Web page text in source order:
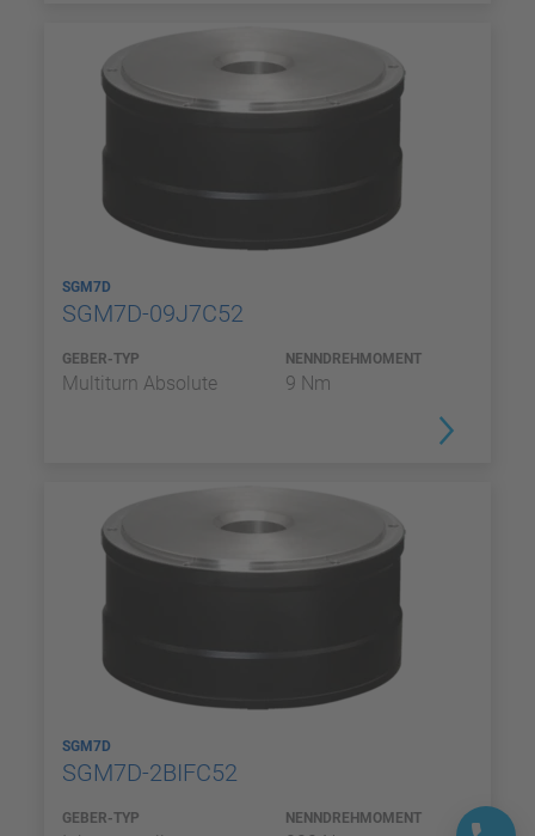
SGM7D
SGM7D-09J7C52
GEBER-TYP
Multiturn Absolute
NENNDREHMOMENT
9 Nm
SGM7D
SGM7D-2BIFC52
GEBER-TYP NENNDREHMOMENT